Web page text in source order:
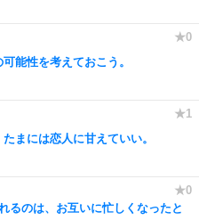
能性を考えておこう。
まには恋人に甘えていい。
るのは、お互いに忙しくなったと